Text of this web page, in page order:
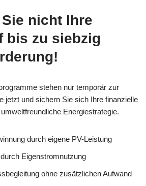
nicht Ihre
bis zu siebzig
stehen nur temporär zur
jetzt und sichern Sie sich Ihre finanzielle
Energiestrategie.
durch eigene PV-Leistung
Eigenstromnutzung
ohne zusätzlichen Aufwand